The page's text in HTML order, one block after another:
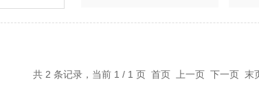
共 2 条记录，当前 1 / 1 页 首页 上一页 下一页 末